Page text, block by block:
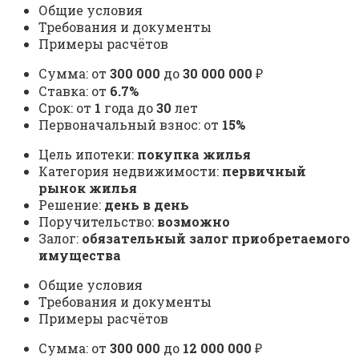
Общие условия
Требования и документы
Примеры расчётов
Сумма: от 300 000 до30 000 000 ₽
Ставка: от 6.7%
Срок: от 1 года до30 лет
Первоначальный взнос: от 15%
Цель ипотеки: покупка жилья
Категория недвижимости: первичный
рынок жилья
Решение: день в день
Поручительство: возможно
Залог: обязательный залог приобретаемого
имущества
Общие условия
Требования и документы
Примеры расчётов
Сумма: от 300 000 до 12 000 000 ₽